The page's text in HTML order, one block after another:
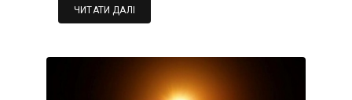
ЧИТАТИ ДАЛІ